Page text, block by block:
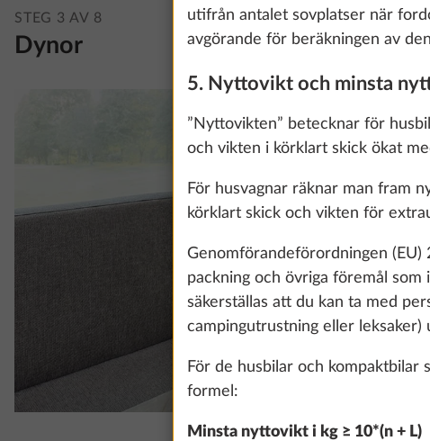
STEG 3 AV 8
Dynor
utifrån antalet sovplatser när
avgörande för beräkningen av
5. Nyttovikt och minsta
”Nyttovikten” betecknar för
och vikten i körklart skick ökat
För husvagnar räknar man fram
körklart skick och vikten för
Genomförandeförordningen
packning och övriga föremål
säkerställas att du kan ta med
campingutrustning eller
För de husbilar och kompaktbilar
formel:
Minsta nyttovikt i kg ≥ 10*(n + L)